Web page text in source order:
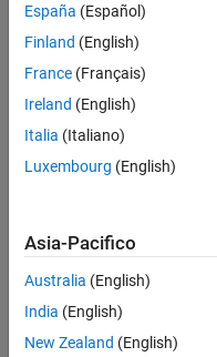
España (Español)
Finland (English)
France (Français)
Ireland (English)
Italia (Italiano)
Luxembourg (English)
Asia-Pacifico
Australia (English)
India (English)
New Zealand (English)
© 1994-2026 The